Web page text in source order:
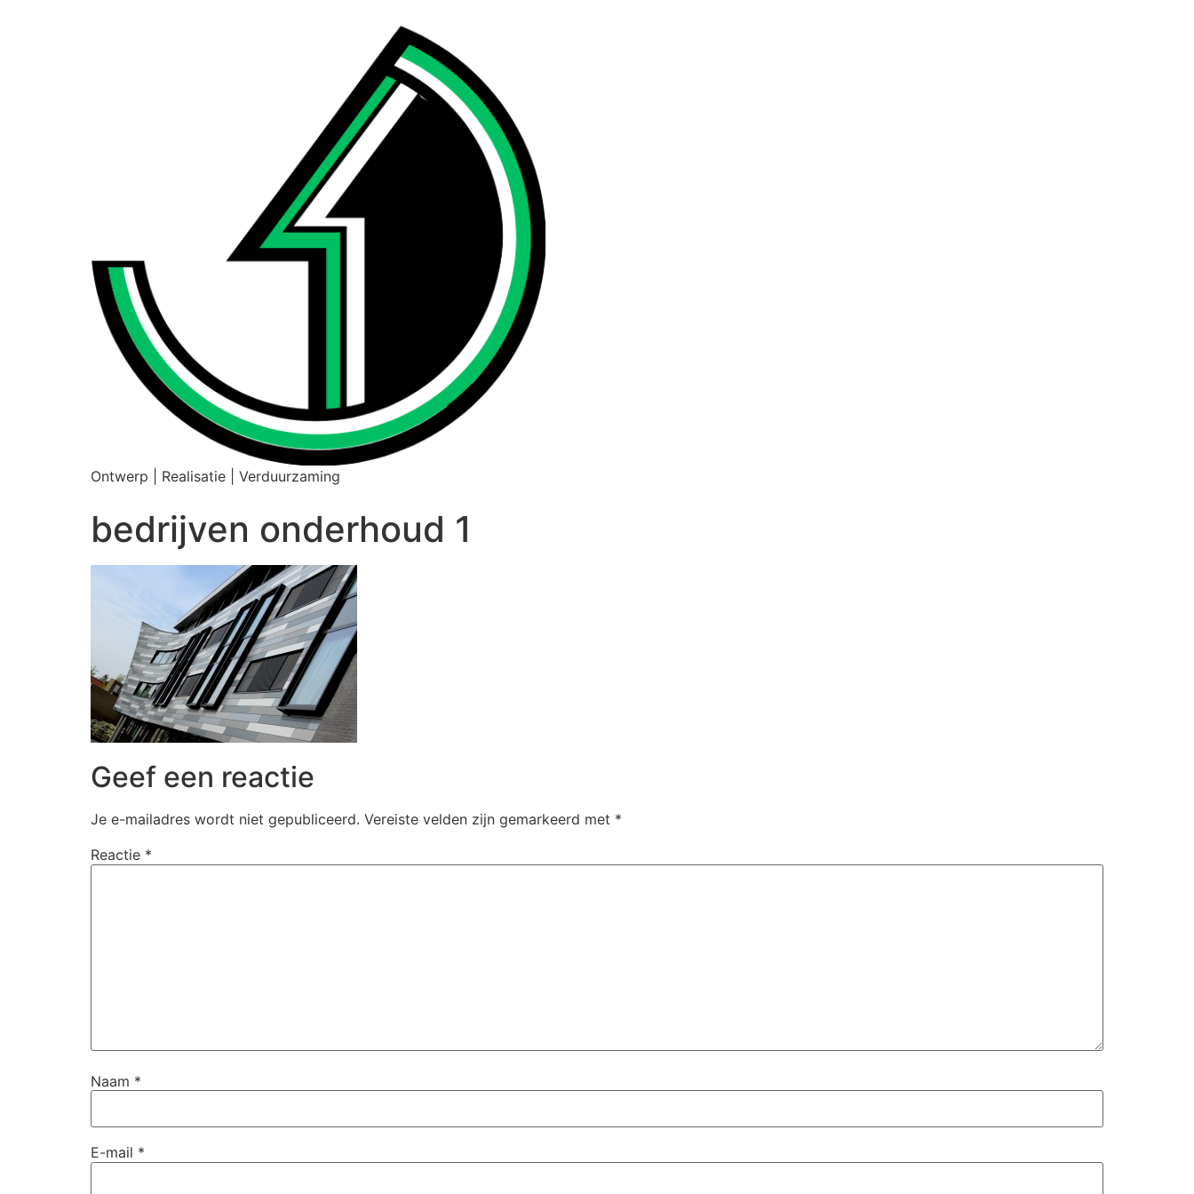
Ontwerp | Realisatie | Verduurzaming
bedrijven onderhoud 1
Geef een reactie
Je e-mailadres wordt niet gepubliceerd. Vereiste velden zijn gemarkeerd met *
Reactie *
Naam *
E-mail *